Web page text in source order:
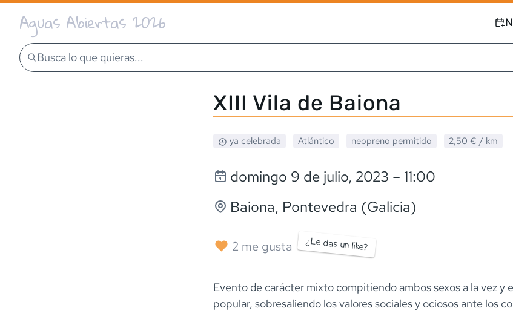
Aguas Abiertas 2026
Busca lo que quieras...
XIII Vila de Baiona
ya celebrada Atlántico neopreno permitido 2,50 € / km
domingo 9 de julio, 2023 – 11:00
Baiona, Pontevedra (Galicia)
2 me gusta ¿Le das un like?
Evento de carácter mixto compitiendo ambos sexos a la vez y
popular, sobresaliendo los valores sociales y ociosos ante los